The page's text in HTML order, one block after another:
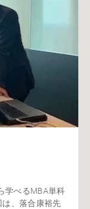
学べるMBA単科
、落合康裕先